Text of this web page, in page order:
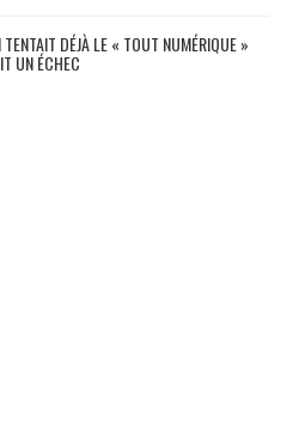
DÉJÀ LE « TOUT NUMÉRIQUE »
UN ÉCHEC